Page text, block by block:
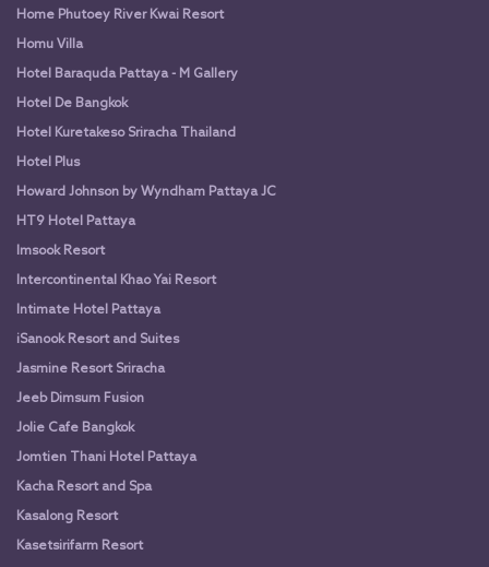
Home Phutoey River Kwai Resort
Homu Villa
Hotel Baraquda Pattaya - M Gallery
Hotel De Bangkok
Hotel Kuretakeso Sriracha Thailand
Hotel Plus
Howard Johnson by Wyndham Pattaya JC
HT9 Hotel Pattaya
Imsook Resort
Intercontinental Khao Yai Resort
Intimate Hotel Pattaya
iSanook Resort and Suites
Jasmine Resort Sriracha
Jeeb Dimsum Fusion
Jolie Cafe Bangkok
Jomtien Thani Hotel Pattaya
Kacha Resort and Spa
Kasalong Resort
Kasetsirifarm Resort